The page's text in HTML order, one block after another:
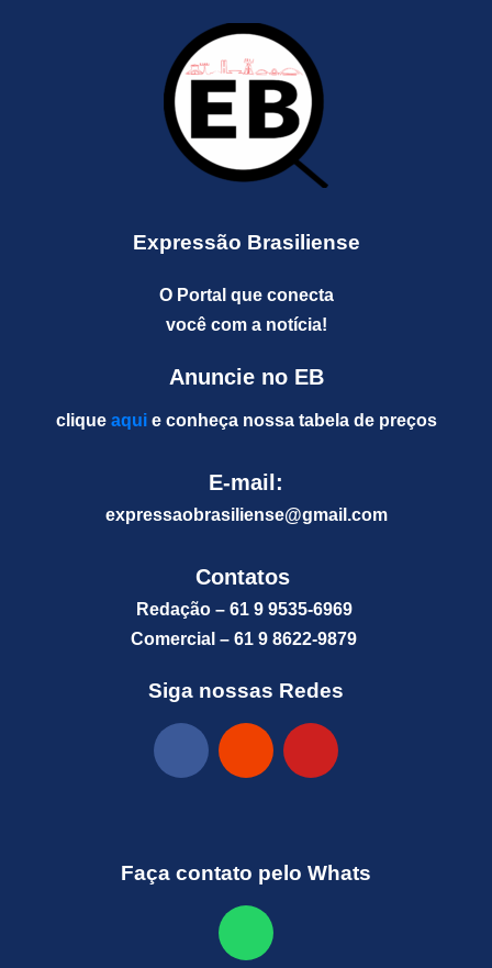
Expressão Brasiliense
O Portal que conecta
você com a notícia!
Anuncie no EB
clique aquie conheça nossa tabela de preços
E-mail:
expressaobrasiliense@gmail.com
Contatos
Redação – 61 9 9535-6969
Comercial – 61 9 8622-9879
Siga nossas Redes
Faça contato pelo Whats